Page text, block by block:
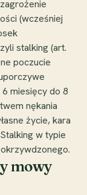
(wcześniej
stalking (art.
poczucie
miesięcy do 8
nękania
życie, kara
w typie
mowy